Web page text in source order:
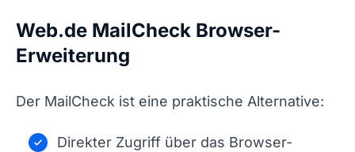
Web.de MailCheck Browser-
Erweiterung
Der MailCheck ist eine praktische Alternative:
Direkter Zugriff über das Browser-